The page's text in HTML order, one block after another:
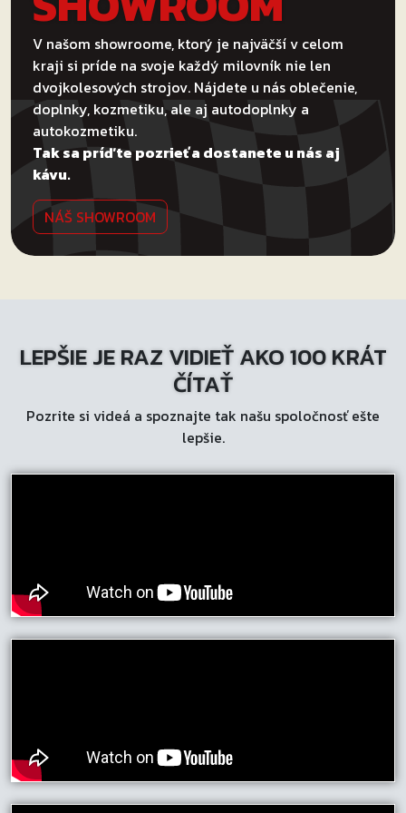
V našom showroome, ktorý je najväčší v celom
kraji si príde na svoje každý milovník nie len
dvojkolesových strojov. Nájdete u nás oblečenie,
doplnky, kozmetiku, ale aj autodoplnky a
autokozmetiku.
Tak sa príďte pozrieť a dostanete u nás aj
kávu.
NÁŠ SHOWROOM
LEPŠIE JE RAZ VIDIEŤ AKO 100 KRÁT
ČÍTAŤ
Pozrite si videá a spoznajte tak našu spoločnosť ešte
lepšie.